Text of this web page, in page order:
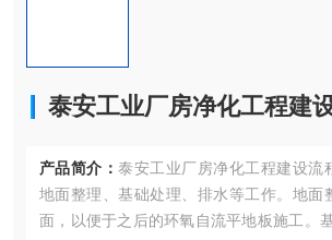
泰安工业厂房净化工程建
产品简介： 泰安工业厂房净化工程建设流
地面整理、基础处理、排水等工作。地面
面，以便于之后的环氧自流平地板施工。